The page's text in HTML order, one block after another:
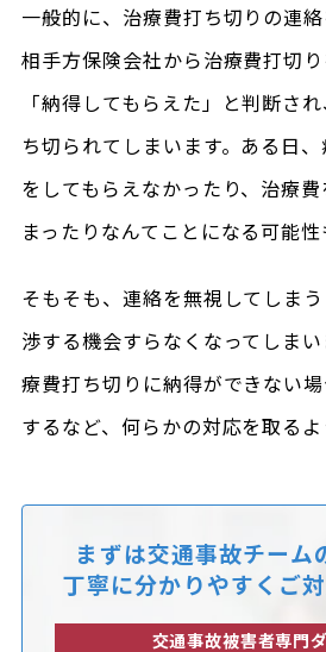
一般的に、治療費打ち切りの連絡
相手方保険会社から治療費打切り
「納得してもらえた」と判断さ
ち切られてしまいます。ある日
をしてもらえなかったり、治療
まったりなんてことになる可能性
そもそも、連絡を無視してしま
渉する機会すらなくなってしま
療費打ち切りに納得ができない
するなど、何らかの対応を取るよ
まずは交通事故チーム
丁寧に分かりやすくご
交通事故被害者専門